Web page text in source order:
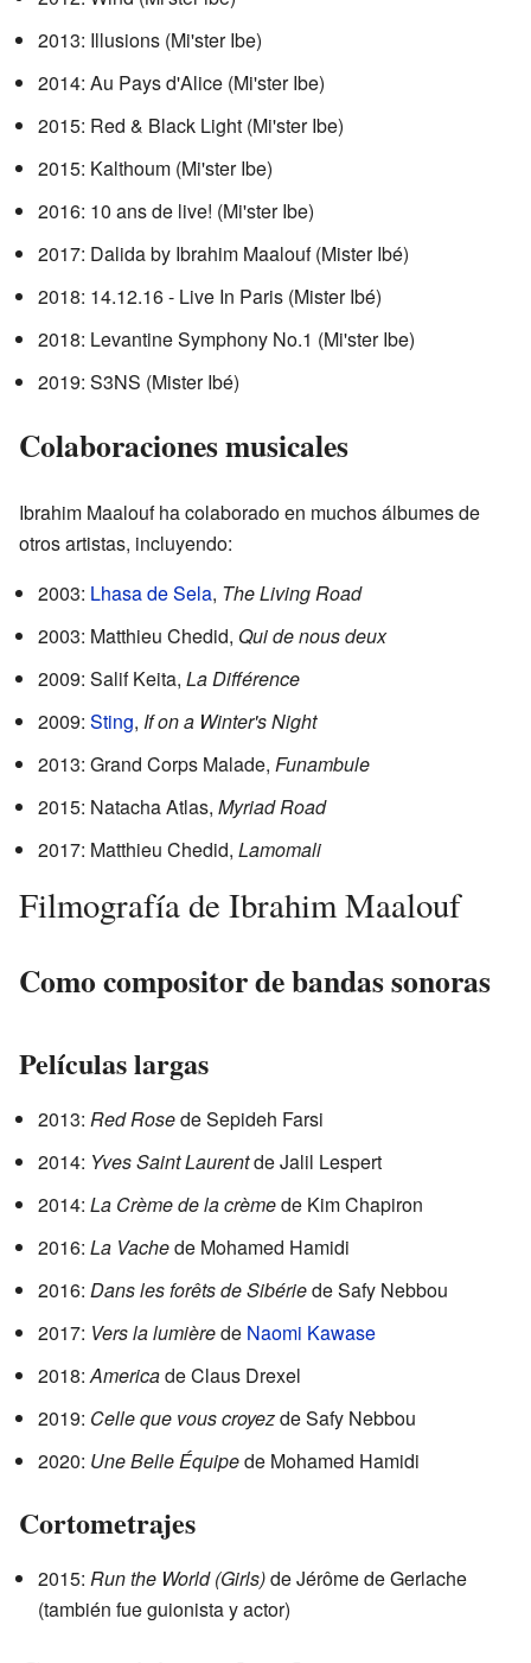
2013: Illusions (Mi'ster Ibe)
2014: Au Pays d'Alice (Mi'ster Ibe)
2015: Red & Black Light (Mi'ster Ibe)
2015: Kalthoum (Mi'ster Ibe)
2016: 10 ans de live! (Mi'ster Ibe)
2017: Dalida by Ibrahim Maalouf (Mister Ibé)
2018: 14.12.16 - Live In Paris (Mister Ibé)
2018: Levantine Symphony No.1 (Mi'ster Ibe)
2019: S3NS (Mister Ibé)
Colaboraciones musicales
Ibrahim Maalouf ha colaborado en muchos álbumes de
otros artistas, incluyendo:
2003: Lhasa de Sela, The Living Road
2003: Matthieu Chedid, Qui de nous deux
2009: Salif Keita, La Différence
2009: Sting, If on a Winter's Night
2013: Grand Corps Malade, Funambule
2015: Natacha Atlas, Myriad Road
2017: Matthieu Chedid, Lamomali
Filmografía de Ibrahim Maalouf
Como compositor de bandas sonoras
Películas largas
2013: Red Rosede Sepideh Farsi
2014: Yves Saint Laurentde Jalil Lespert
2014: La Crème de la crèmede Kim Chapiron
2016: La Vachede Mohamed Hamidi
2016: Dans les forêts de Sibériede Safy Nebbou
2017: Vers la lumièrede Naomi Kawase
2018:Americade Claus Drexel
2019: Celle que vous croyezde Safy Nebbou
2020: Une Belle Équipede Mohamed Hamidi
Cortometrajes
2015: Run the World (Girls)de Jérôme de Gerlache
(también fue guionista y actor)